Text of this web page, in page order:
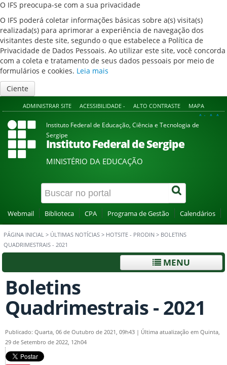
O IFS preocupa-se com a sua privacidade
O IFS poderá coletar informações básicas sobre a(s) visita(s)
realizada(s) para aprimorar a experiência de navegação dos
visitantes deste site, segundo o que estabelece a Política de
Privacidade de Dados Pessoais. Ao utilizar este site, você concorda
com a coleta e tratamento de seus dados pessoais por meio de
formulários e cookies. Leia mais
Ciente
ADMINISTRAR SITE ACESSIBILIDADE - ALTO CONTRASTE MAPA
A+ A A-
Instituto Federal de Educação, Ciência e Tecnologia de
Sergipe
Instituto Federal de Sergipe
MINISTÉRIO DA EDUCAÇÃO
Webmail Biblioteca CPA Programa de Gestão Calendários
PÁGINA INICIAL > ÚLTIMAS NOTÍCIAS > HOTSITE - PRODIN > BOLETINS
QUADRIMESTRAIS - 2021
MENU
Boletins
Quadrimestrais - 2021
Publicado: Quarta, 06 de Outubro de 2021, 09h43 | Última atualização em Quinta,
29 de Setembro de 2022, 12h04